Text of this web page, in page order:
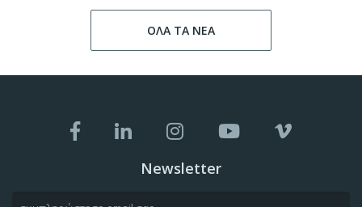
ΟΛΑ ΤΑ ΝΕΑ
Newsletter